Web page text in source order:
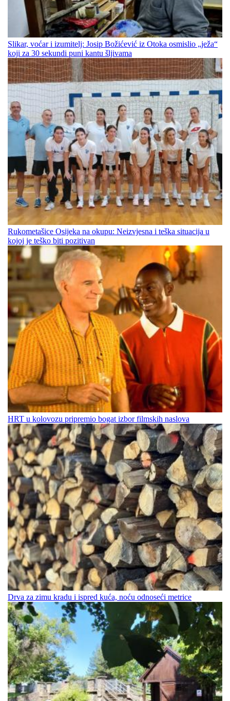
Slikar, voćar i izumitelj: Josip Božićević iz Otoka osmislio „ježa“
koji za 30 sekundi puni kantu šljivama
Rukometašice Osijeka na okupu: Neizvjesna i teška situacija u
kojoj je teško biti pozitivan
HRT u kolovozu pripremio bogat izbor filmskih naslova
Drva za zimu kradu i ispred kuća, noću odnoseći metrice